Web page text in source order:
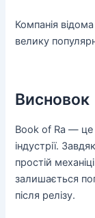
Компанія
велику
Висновок
Book of Ra — це
індустрії.
простій
залишається
після релізу.